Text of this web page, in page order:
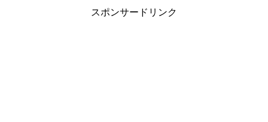
スポンサードリンク